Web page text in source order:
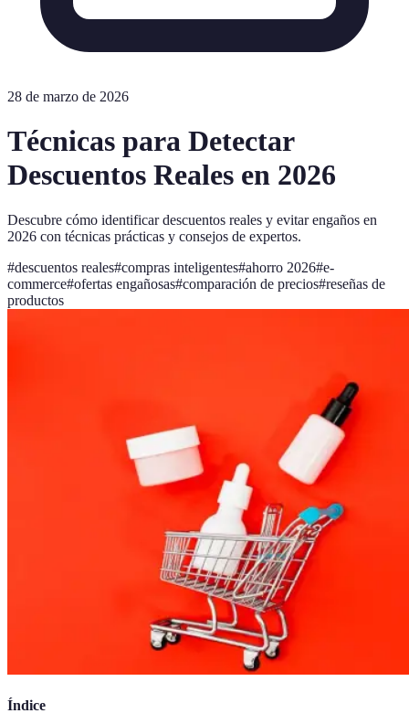
28 de marzo de 2026
Técnicas para Detectar
Descuentos Reales en 2026
Descubre cómo identificar descuentos reales y evitar engaños en
2026 con técnicas prácticas y consejos de expertos.
#descuentos reales#compras inteligentes#ahorro 2026#e-
commerce#ofertas engañosas#comparación de precios#reseñas de
productos
Índice